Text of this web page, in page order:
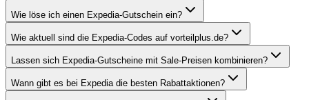
Wie löse ich einen Expedia-Gutschein ein?
Wie aktuell sind die Expedia-Codes auf vorteilplus.de?
Lassen sich Expedia-Gutscheine mit Sale-Preisen kombinieren?
Wann gibt es bei Expedia die besten Rabattaktionen?